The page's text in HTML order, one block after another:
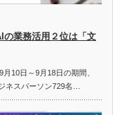
の業務活用２位は「文
10日～9月18日の期間、
ネスパーソン729名…